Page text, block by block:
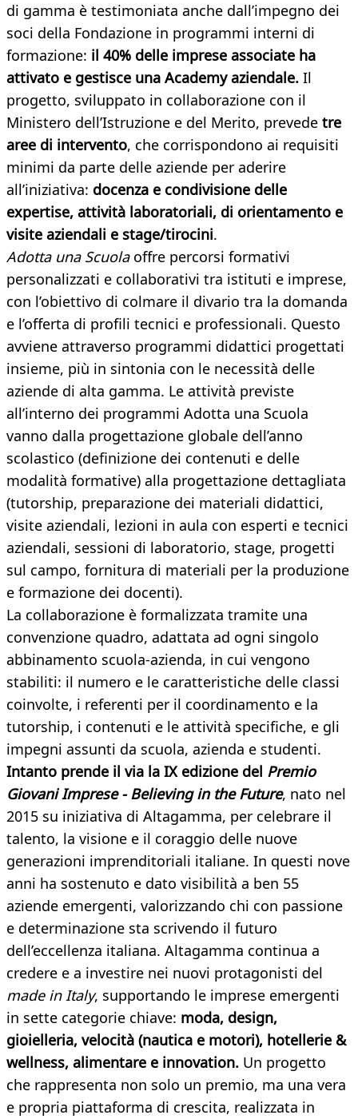
di gamma è testimoniata anche dall’impegno dei
soci della Fondazione in programmi interni di
formazione: il 40% delle imprese associate ha
attivato e gestisce una Academy aziendale. Il
progetto, sviluppato in collaborazione con il
Ministero dell’Istruzione e del Merito, prevede tre
aree di intervento, che corrispondono ai requisiti
minimi da parte delle aziende per aderire
all’iniziativa: docenza e condivisione delle
expertise, attività laboratoriali, di orientamento e
visite aziendali e stage/tirocini.
Adotta una Scuolaoffre percorsi formativi
personalizzati e collaborativi tra istituti e imprese,
con l’obiettivo di colmare il divario tra la domanda
e l’offerta di profili tecnici e professionali. Questo
avviene attraverso programmi didattici progettati
insieme, più in sintonia con le necessità delle
aziende di alta gamma. Le attività previste
all’interno dei programmi Adotta una Scuola
vanno dalla progettazione globale dell’anno
scolastico (definizione dei contenuti e delle
modalità formative) alla progettazione dettagliata
(tutorship, preparazione dei materiali didattici,
visite aziendali, lezioni in aula con esperti e tecnici
aziendali, sessioni di laboratorio, stage, progetti
sul campo, fornitura di materiali per la produzione
e formazione dei docenti).
La collaborazione è formalizzata tramite una
convenzione quadro, adattata ad ogni singolo
abbinamento scuola-azienda, in cui vengono
stabiliti: il numero e le caratteristiche delle classi
coinvolte, i referenti per il coordinamento e la
tutorship, i contenuti e le attività specifiche, e gli
impegni assunti da scuola, azienda e studenti.
Intanto prende il via la IX edizione del Premio
Giovani Imprese - Believing in the Future, nato nel
2015 su iniziativa di Altagamma, per celebrare il
talento, la visione e il coraggio delle nuove
generazioni imprenditoriali italiane. In questi nove
anni ha sostenuto e dato visibilità a ben 55
aziende emergenti, valorizzando chi con passione
e determinazione sta scrivendo il futuro
dell’eccellenza italiana.​​ Altagamma continua a
credere e a investire nei nuovi protagonisti del
made in Italy, supportando le imprese emergenti
in sette categorie chiave: moda, design,
gioielleria, velocità (nautica e motori), hotellerie &
wellness, alimentare e innovation. Un progetto
che rappresenta non solo un premio, ma una vera
e propria piattaforma di crescita, realizzata in